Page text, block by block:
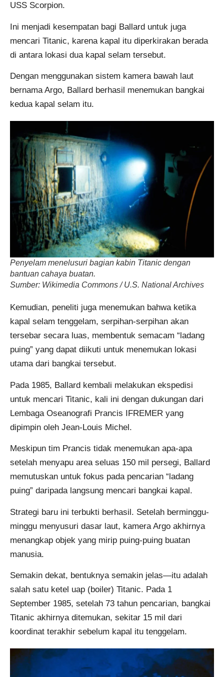
USS Scorpion.
Ini menjadi kesempatan bagi Ballard untuk juga
mencari Titanic, karena kapal itu diperkirakan berada
di antara lokasi dua kapal selam tersebut.
Dengan menggunakan sistem kamera bawah laut
bernama Argo, Ballard berhasil menemukan bangkai
kedua kapal selam itu.
Penyelam menelusuri bagian kabin Titanic dengan
bantuan cahaya buatan.
Sumber: Wikimedia Commons / U.S. National Archives
Kemudian, peneliti juga menemukan bahwa ketika
kapal selam tenggelam, serpihan-serpihan akan
tersebar secara luas, membentuk semacam “ladang
puing” yang dapat diikuti untuk menemukan lokasi
utama dari bangkai tersebut.
Pada 1985, Ballard kembali melakukan ekspedisi
untuk mencari Titanic, kali ini dengan dukungan dari
Lembaga Oseanografi Prancis IFREMER yang
dipimpin oleh Jean-Louis Michel.
Meskipun tim Prancis tidak menemukan apa-apa
setelah menyapu area seluas 150 mil persegi, Ballard
memutuskan untuk fokus pada pencarian “ladang
puing” daripada langsung mencari bangkai kapal.
Strategi baru ini terbukti berhasil. Setelah berminggu-
minggu menyusuri dasar laut, kamera Argo akhirnya
menangkap objek yang mirip puing-puing buatan
manusia.
Semakin dekat, bentuknya semakin jelas—itu adalah
salah satu ketel uap (boiler) Titanic. Pada 1
September 1985, setelah 73 tahun pencarian, bangkai
Titanic akhirnya ditemukan, sekitar 15 mil dari
koordinat terakhir sebelum kapal itu tenggelam.